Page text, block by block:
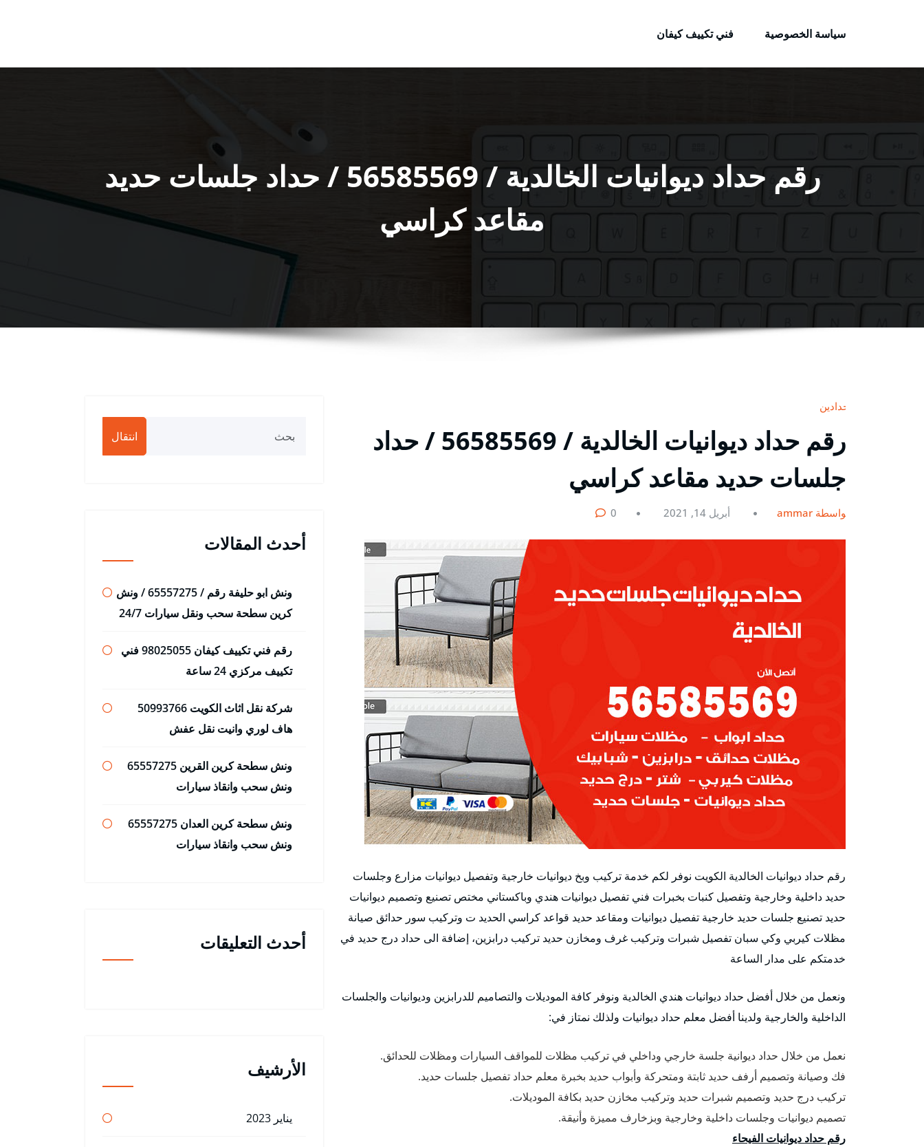
سياسة الخصوصية
فني تكييف كيفان
رقم حداد ديوانيات الخالدية / 56585569 / حداد جلسات حديد
مقاعد كراسي
حدادين
رقم حداد ديوانيات الخالدية / 56585569 / حداد
جلسات حديد مقاعد كراسي
بواسطة ammar أبريل 14, 2021 0
رقم حداد ديوانيات الخالدية الكويت نوفر لكم خدمة تركيب وبخ ديوانيات خارجية وتفصيل ديوانيات مزارع وجلسات
حديد داخلية وخارجية وتفصيل كنبات بخبرات فني تفصيل ديوانيات هندي وباكستاني مختص تصنيع وتصميم ديوانيات
حديد تصنيع جلسات حديد خارجية تفصيل ديوانيات ومقاعد حديد قواعد كراسي الحديد ت وتركيب سور حدائق صيانة
مظلات كيربي وكي سبان تفصيل شبرات وتركيب غرف ومخازن حديد تركيب درابزين، إضافة الى حداد درج حديد في
خدمتكم على مدار الساعة
ونعمل من خلال أفضل حداد ديوانيات هندي الخالدية ونوفر كافة الموديلات والتصاميم للدرابزين وديوانيات والجلسات
الداخلية والخارجية ولدينا أفضل معلم حداد ديوانيات ولذلك نمتاز في:
نعمل من خلال حداد ديوانية جلسة خارجي وداخلي في تركيب مظلات للمواقف السيارات ومظلات للحدائق.
فك وصيانة وتصميم أرفف حديد ثابتة ومتحركة وأبواب حديد بخبرة معلم حداد تفصيل جلسات حديد.
تركيب درج حديد وتصميم شبرات حديد وتركيب مخازن حديد بكافة الموديلات.
تصميم ديوانيات وجلسات داخلية وخارجية وبزخارف مميزة وأنيقة.
رقم حداد ديوانيات الفيحاء
انتقال
أحدث المقالات
ونش ابو حليفة رقم / 65557275 / ونش
كرين سطحة سحب ونقل سيارات 24/7
رقم فني تكييف كيفان 98025055 فني
تكييف مركزي 24 ساعة
شركة نقل اثاث الكويت 50993766
هاف لوري وانيت نقل عفش
ونش سطحة كرين القرين 65557275
ونش سحب وانقاذ سيارات
ونش سطحة كرين العدان 65557275
ونش سحب وانقاذ سيارات
أحدث التعليقات
الأرشيف
يناير 2023